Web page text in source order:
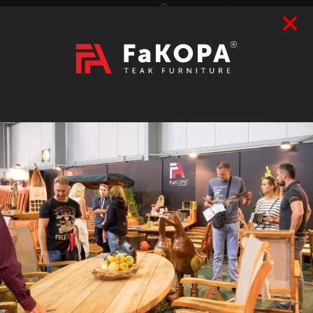
×
VÝSTAVY 2026
prázdný
CZK EUR
TEAK
ART / DOPLŇKY
RATAN